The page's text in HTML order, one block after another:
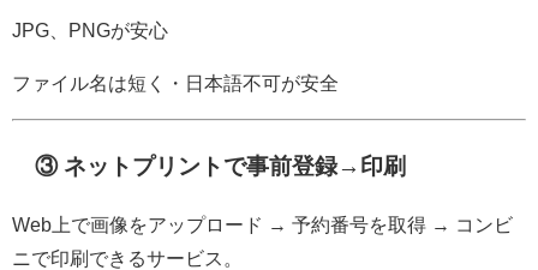
JPG、PNGが安心
ファイル名は短く・日本語不可が安全
③ ネットプリントで事前登録→印刷
Web上で画像をアップロード → 予約番号を取得 → コンビ
ニで印刷できるサービス。